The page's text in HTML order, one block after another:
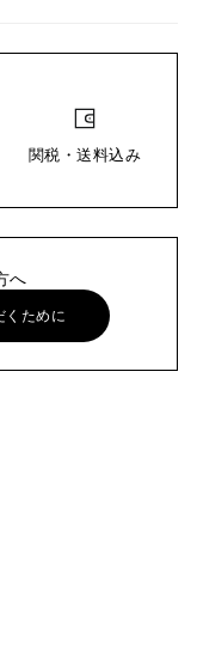
関税・送料込み
へ
くために